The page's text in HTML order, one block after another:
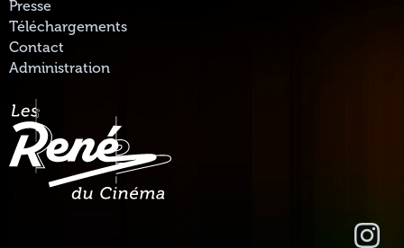
Presse
Téléchargements
Contact
Administration